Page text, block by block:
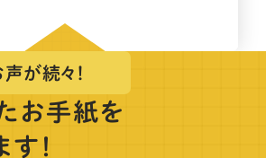
が続々！
お手紙を
！